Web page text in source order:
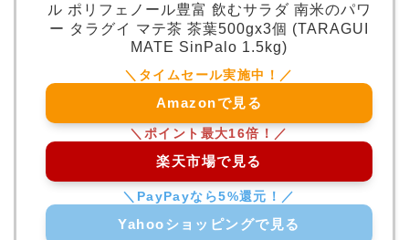
ル ポリフェノール豊富 飲むサラダ 南米のパワ
ー タラグイ マテ茶 茶葉500gx3個 (TARAGUI
MATE SinPalo 1.5kg)
Amazonで見る
楽天市場で見る
Yahooショッピングで見る